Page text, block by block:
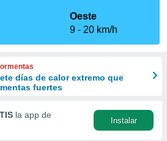
Oeste
9
20 km/h
días de calor extremo que
fuertes
la app de
Instalar